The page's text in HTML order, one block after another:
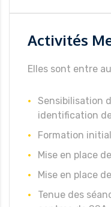
Activités
Elles sont entre
Sensibilisation
identification
Formation
Mise en place
Mise en place
Tenue des